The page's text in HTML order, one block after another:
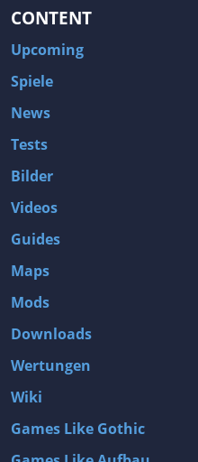
CONTENT
Upcoming
Spiele
News
Tests
Bilder
Videos
Guides
Maps
Mods
Downloads
Wertungen
Wiki
Games Like Gothic